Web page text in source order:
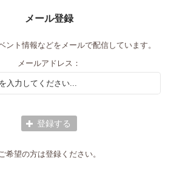
メール登録
ント情報などをメールで配信しています。
メールアドレス：
ご希望の方は登録ください。